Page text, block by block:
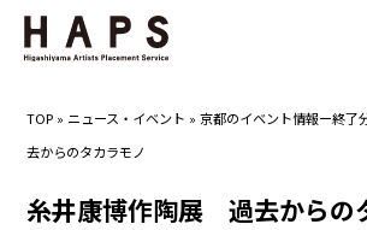
TOP » ニュース・イベント »京都のイベント情報ー終了
去からのタカラモノ
糸井康博作陶展 過去からの